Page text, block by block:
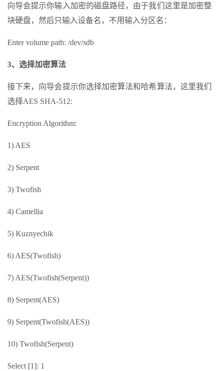
向导会提示你输入加密的磁盘路径，由于我们这里是加密整
块硬盘，然后只输入设备名，不用输入分区名：
Enter volume path: /dev/sdb
3、选择加密算法
接下来，向导会提示你选择加密算法和哈希算法，这里我们
选择AES SHA-512:
Encryption Algorithm:
1) AES
2) Serpent
3) Twofish
4) Camellia
5) Kuznyechik
6) AES(Twofish)
7) AES(Twofish(Serpent))
8) Serpent(AES)
9) Serpent(Twofish(AES))
10) Twofish(Serpent)
Select [1]: 1